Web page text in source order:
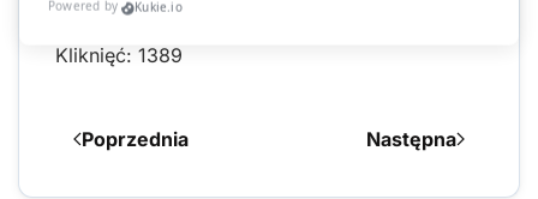
Kliknięć: 1389
Poprzednia Następna